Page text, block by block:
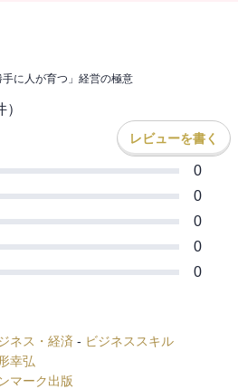
離れていく
が幹部の仕事
い
る方法
し方
もの etc.
に人が育つ」経営の極意
）
レビューを書く
0
0
0
0
0
ネス・経済 - ビジネススキル
幸弘
マーク出版